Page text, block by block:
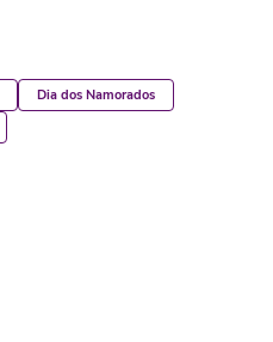
Dia dos Namorados